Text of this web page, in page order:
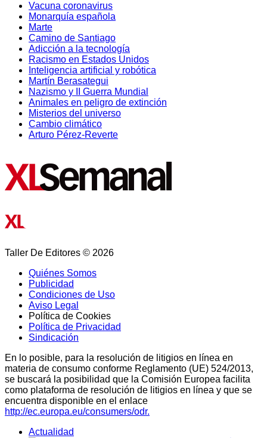
Vacuna coronavirus
Monarquía española
Marte
Camino de Santiago
Adicción a la tecnología
Racismo en Estados Unidos
Inteligencia artificial y robótica
Martín Berasategui
Nazismo y II Guerra Mundial
Animales en peligro de extinción
Misterios del universo
Cambio climático
Arturo Pérez-Reverte
Taller De Editores © 2026
Quiénes Somos
Publicidad
Condiciones de Uso
Aviso Legal
Política de Cookies
Política de Privacidad
Sindicación
En lo posible, para la resolución de litigios en línea en
materia de consumo conforme Reglamento (UE) 524/2013,
se buscará la posibilidad que la Comisión Europea facilita
como plataforma de resolución de litigios en línea y que se
encuentra disponible en el enlace
http://ec.europa.eu/consumers/odr.
Actualidad